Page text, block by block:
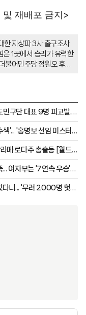
재배포 금지>
한 지상파 3사 출구조사
은 1곳에서 승리가 유력한
불어민주당 정원오 후보
사 결과도 최종 예측치
민구단 대표 9명 피고발...
'... '홍명보 선임 미스터
메·로다주 총출동 [월드
여자부는 '7연속 우승'
다니... '무려 2000명 헛걸